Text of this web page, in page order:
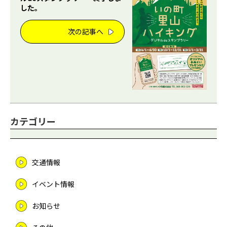
した。
次の記事へ
カテゴリー
交通情報
イベント情報
お知らせ